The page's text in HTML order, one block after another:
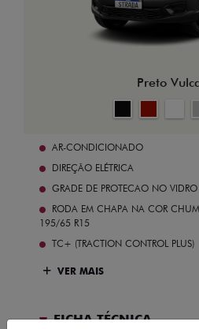
Preto
AR-CONDICIONADO
DIREÇÃO ELÉTRICA
GRADE DE PROTECAO NO VIDRO
RODA EM CHAPA NA COR
195/65 R15
TC+ (TRACTION CONTROL PLUS)
VER MAIS
FICHA TÉCNICA